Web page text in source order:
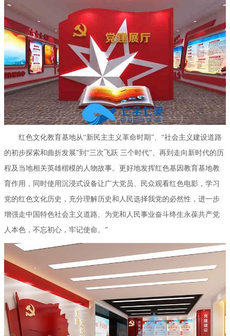
红色文化教育基地从“新民主主义革命时期”、“社会主义建设道路
的初步探索和曲折发展”到“三次飞跃 三个时代”、再到走向新时代的历
程及当地相关英雄楷模的人物故事。更好地发挥红色基因教育基地教
育作用，同时使用沉浸式设备让广大党员、民众观看红色电影，学习
党的红色文化历史，充分理解历史和人民选择我党的必然性，进一步
增强走中国特色社会主义道路、为党和人民事业奋斗终生永葆共产党
人本色，不忘初心，牢记使命。”